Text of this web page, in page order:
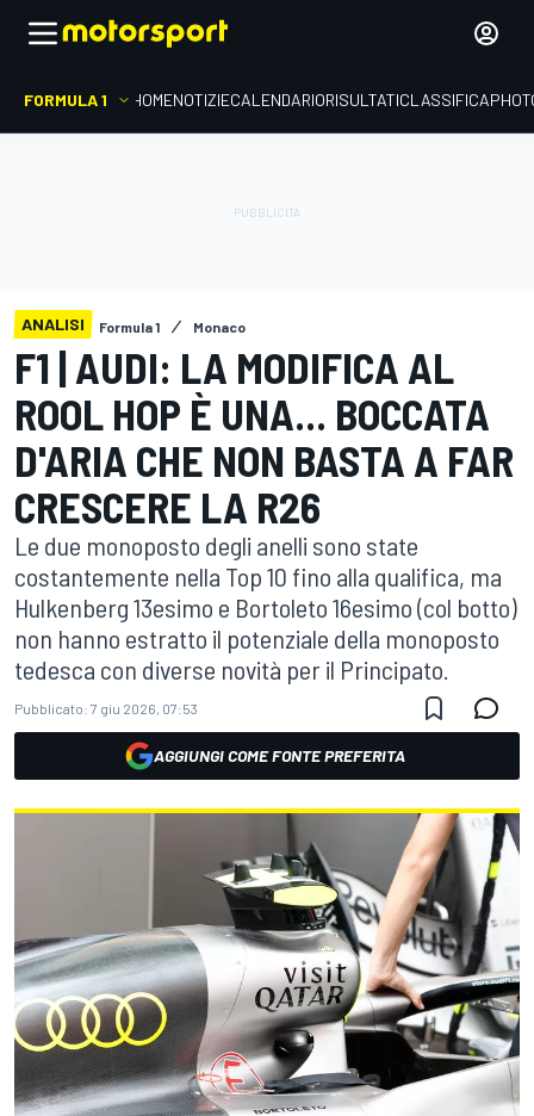
FORMULA 1 HOMENOTIZIECALENDARIORISULTATICLASSIFICA
ANALISI Formula 1 Monaco
F1 | AUDI: LA MODIFICA AL
ROOL HOP È UNA... BOCCATA
D'ARIA CHE NON BASTA A FAR
CRESCERE LA R26
Le due monoposto degli anelli sono state
costantemente nella Top 10 fino alla qualifica, ma
Hulkenberg 13esimo e Bortoleto 16esimo (col botto)
non hanno estratto il potenziale della monoposto
tedesca con diverse novità per il Principato.
Pubblicato: 7 giu 2026, 07:53
AGGIUNGI COME FONTE PREFERITA